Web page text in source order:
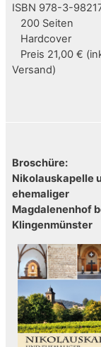
ISBN 978-3-
200 Seiten
Hardcover
Preis 21,00 €
Versand)
Broschüre:
Nikolauskapelle
ehemaliger
Magdalenenhof
Klingenmünster